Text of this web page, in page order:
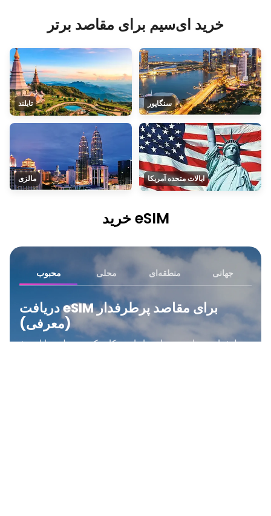
خرید ای‌سیم برای مقاصد برتر
تایلند سنگاپور
مالزی ایالات متحده آمریکا
خرید eSIM
محبوب محلی منطقه‌ای جهانی
دریافت eSIM برای مقاصد پرطرفدار
(معرفی)
پرطرفدارترین ای‌سیم‌های ما را دیسکاور کنید — طرح‌ها از نرخ